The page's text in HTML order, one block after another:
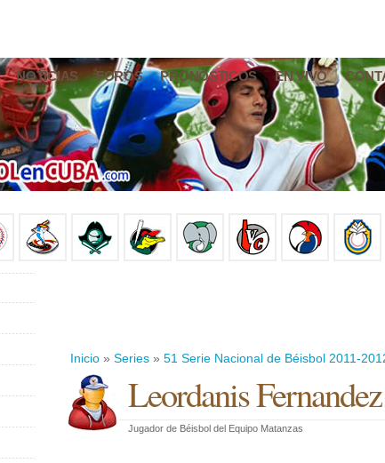
NOTICIAS FOROS PRONÓSTICOS EN VIVO
Inicio » Series » 51 Serie Nacional de Béisbol 2011-
Leordanis
Jugador de Béisbol del Equipo Matanzas